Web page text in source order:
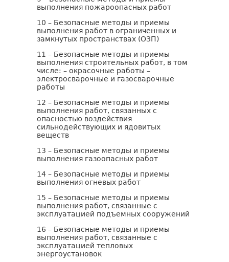
выполнения пожароопасных работ
10 – Безопасные методы и приемы
выполнения работ в ограниченных и
замкнутых пространствах (ОЗП)
11 – Безопасные методы и приемы
выполнения строительных работ, в том
числе: – окрасочные работы –
электросварочные и газосварочные
работы
12 – Безопасные методы и приемы
выполнения работ, связанных с
опасностью воздействия
сильнодействующих и ядовитых
веществ
13 – Безопасные методы и приемы
выполнения газоопасных работ
14 – Безопасные методы и приемы
выполнения огневых работ
15 – Безопасные методы и приемы
выполнения работ, связанные с
эксплуатацией подъемных сооружений
16 – Безопасные методы и приемы
выполнения работ, связанные с
эксплуатацией тепловых
энергоустановок